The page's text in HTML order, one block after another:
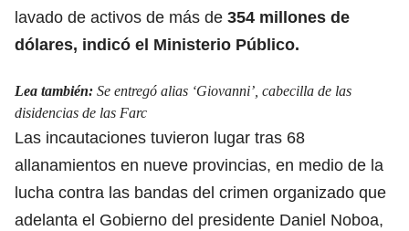
lavado de activos de más de 354 millones de
dólares, indicó el Ministerio Público.
Lea también: Se entregó alias ‘Giovanni’, cabecilla de las
disidencias de las Farc
Las incautaciones tuvieron lugar tras 68
allanamientos en nueve provincias, en medio de la
lucha contra las bandas del crimen organizado que
adelanta el Gobierno del presidente Daniel Noboa,